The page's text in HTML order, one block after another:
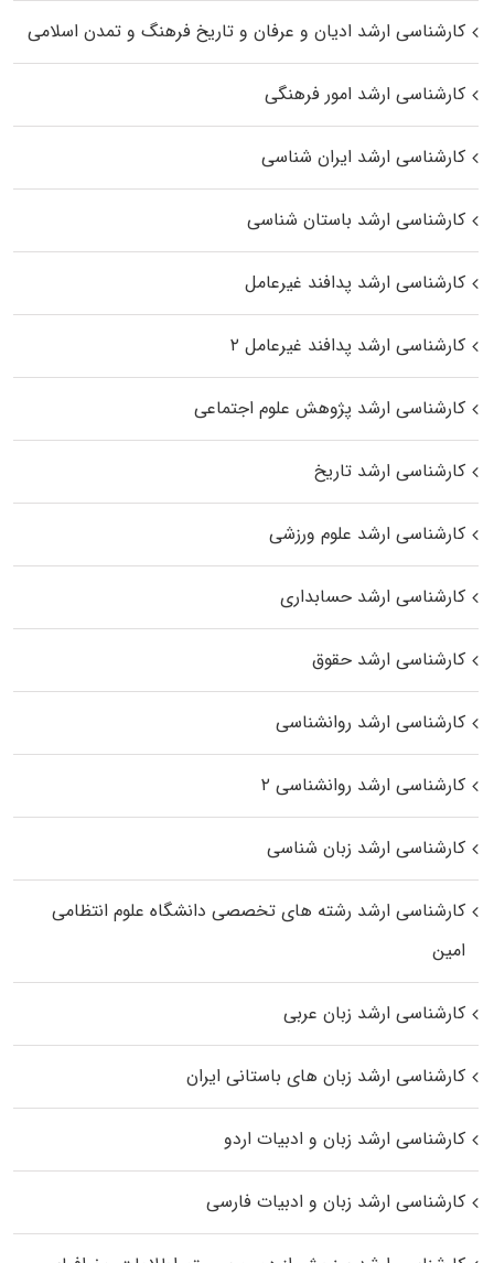
کارشناسی ارشد ادیان و عرفان و تاریخ فرهنگ و تمدن اسلامی
کارشناسی ارشد امور فرهنگی
کارشناسی ارشد ایران شناسی
کارشناسی ارشد باستان شناسی
کارشناسی ارشد پدافند غیرعامل
کارشناسی ارشد پدافند غیرعامل ۲
کارشناسی ارشد پژوهش علوم اجتماعی
کارشناسی ارشد تاریخ
کارشناسی ارشد علوم ورزشی
کارشناسی ارشد حسابداری
کارشناسی ارشد حقوق
کارشناسی ارشد روانشناسی
کارشناسی ارشد روانشناسی ۲
کارشناسی ارشد زبان شناسی
کارشناسی ارشد رﺷﺘﻪ ﻫﺎی تخصصی داﻧﺸﮕﺎه ﻋﻠﻮم انتظامی
اﻣﻴﻦ
کارشناسی ارشد زبان عربی
کارشناسی ارشد زبان‌ های باستانی ایران
کارشناسی ارشد زبان و ادبیات اردو
کارشناسی ارشد زبان و ادبیات فارسی